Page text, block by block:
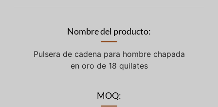
Nombre del producto:
Pulsera de cadena para hombre chapada
en oro de 18 quilates
MOQ: